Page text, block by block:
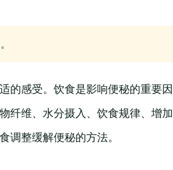
的感受。饮食是影响便秘的重要因
纤维、水分摄入、饮食规律、增加
调整缓解便秘的方法。